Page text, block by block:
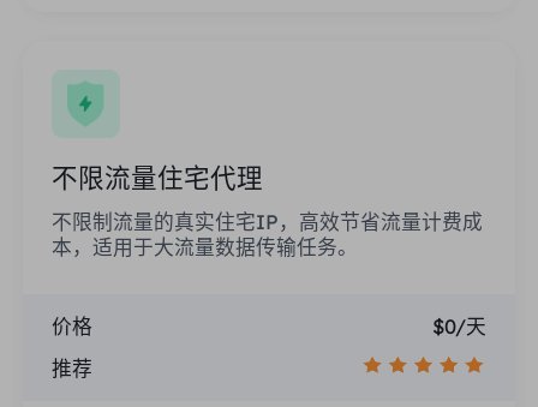
不限流量住宅代理
不限制流量的真实住宅IP，高效节省流量计费成
本，适用于大流量数据传输任务。
价格
$0/天
推荐